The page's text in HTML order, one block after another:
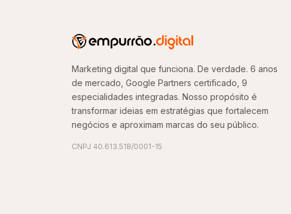
Marketing digital que funciona. De verdade. 6 anos
de mercado, Google Partners certificado, 9
especialidades integradas. Nosso propósito é
transformar ideias em estratégias que fortalecem
negócios e aproximam marcas do seu público.
CNPJ 40.613.518/0001-15